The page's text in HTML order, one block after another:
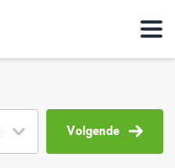
Volgende